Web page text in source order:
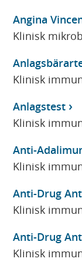
Angina
Klinisk
Klinisk
Anlagstest
Klinisk
Anti-
Klinisk
Anti-Drug
Klinisk
Anti-Drug
Klinisk